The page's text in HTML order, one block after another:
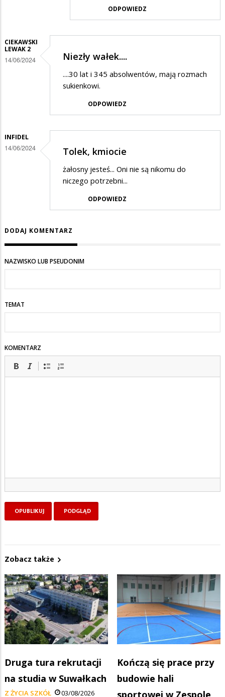
odpowiedzi
na
A
ten
ODPOWIEDZ
CIEKAWSKI
LEWAK 2
14/06/2024 Niezły wałek....
....30 lat i 345 absolwentów, mają rozmach
sukienkowi.
ODPOWIEDZ
INFIDEL
14/06/2024 Tolek, kmiocie
żałosny jesteś... Oni nie są nikomu do
niczego potrzebni...
ODPOWIEDZ
DODAJ KOMENTARZ
NAZWISKO LUB PSEUDONIM
TEMAT
KOMENTARZ
Zobacz także
Druga tura rekrutacji
na studia w Suwałkach
Z ŻYCIA SZKÓŁ 03/08/2026
Kończą się prace przy
budowie hali
sportowej w Zespole